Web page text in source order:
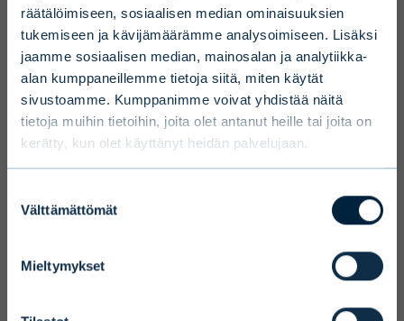
räätälöimiseen, sosiaalisen median ominaisuuksien
tukemiseen ja kävijämäärämme analysoimiseen. Lisäksi
jaamme sosiaalisen median, mainosalan ja analytiikka-
alan kumppaneillemme tietoja siitä, miten käytät
sivustoamme. Kumppanimme voivat yhdistää näitä
tietoja muihin tietoihin, joita olet antanut heille tai joita on
kerätty, kun olet käyttänyt heidän palvelujaan.
valinta
Välttämättömät
Mieltymykset
Vaihtoehtorahastonhoitaja
(AIFM)
Evli-Rahastoyhtiö Oy
Maantieteellinen fokus Globaali
Sijoituskohteet
Infrastruktuurisijoituksia
Pitkän sijoitushorisontin ja korkean
riskin vuoksi Evlin vaihtoehtoiset
sijoitusrahastot on tarkoitettu
ammattimaisille ja rajoitetulle joukolle ei-
ammattimaisia asiakkaita, jotka tekevät
vähintään 100 000 euron sijoituksen ja
ymmärrys rahastosta ja sen
ammattimainen sijoittaja tai minulla on